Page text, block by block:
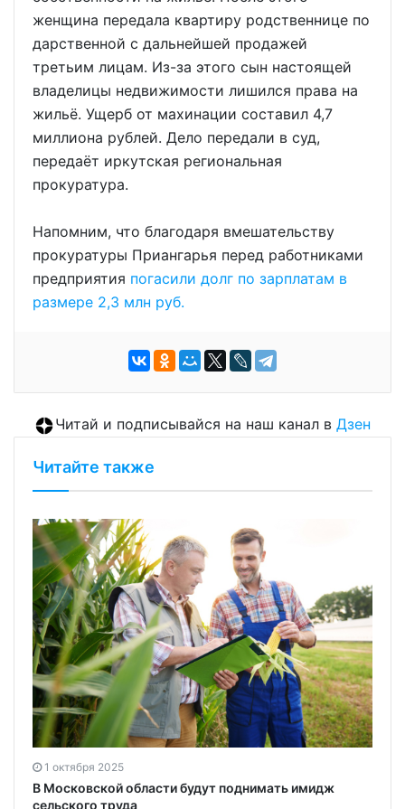
женщина передала квартиру родственнице по
дарственной с дальнейшей продажей
третьим лицам. Из-за этого сын настоящей
владелицы недвижимости лишился права на
жильё. Ущерб от махинации составил 4,7
миллиона рублей. Дело передали в суд,
передаёт иркутская региональная
прокуратура.
Напомним, что благодаря вмешательству
прокуратуры Приангарья перед работниками
предприятия погасили долг по зарплатам в
размере 2,3 млн руб.
Читай и подписывайся на наш канал в Дзен
Читайте также
1 октября 2025
В Московской области будут поднимать имидж
сельского труда